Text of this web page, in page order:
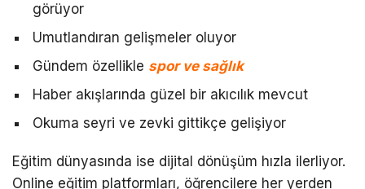
görüyor
Umutlandıran gelişmeler oluyor
Gündem özellikle spor ve sağlık
Haber akışlarında güzel bir akıcılık mevcut
Okuma seyri ve zevki gittikçe gelişiyor
Eğitim dünyasında ise dijital dönüşüm hızla ilerliyor.
Online eğitim platformları, öğrencilere her yerden